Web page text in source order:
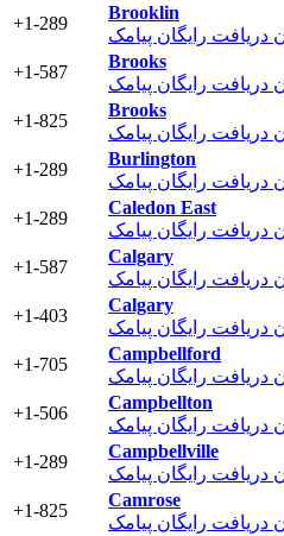
+1-289
Brooklin
دریافت رایگان پیامک
+1-587
Brooks
دریافت رایگان پیامک
+1-825
Brooks
دریافت رایگان پیامک
+1-289
Burlington
دریافت رایگان پیامک
+1-289
Caledon East
دریافت رایگان پیامک
+1-587
Calgary
دریافت رایگان پیامک
+1-403
Calgary
دریافت رایگان پیامک
+1-705
Campbellford
دریافت رایگان پیامک
+1-506
Campbellton
دریافت رایگان پیامک
+1-289
Campbellville
دریافت رایگان پیامک
+1-825
Camrose
دریافت رایگان پیامک